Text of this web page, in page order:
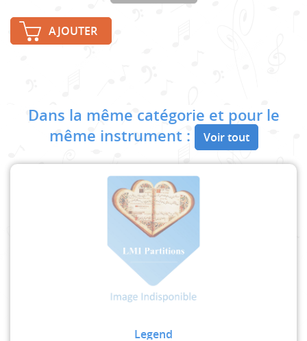
AJOUTER
Dans la même catégorie et pour le
même instrument :
Voir tout
Legend